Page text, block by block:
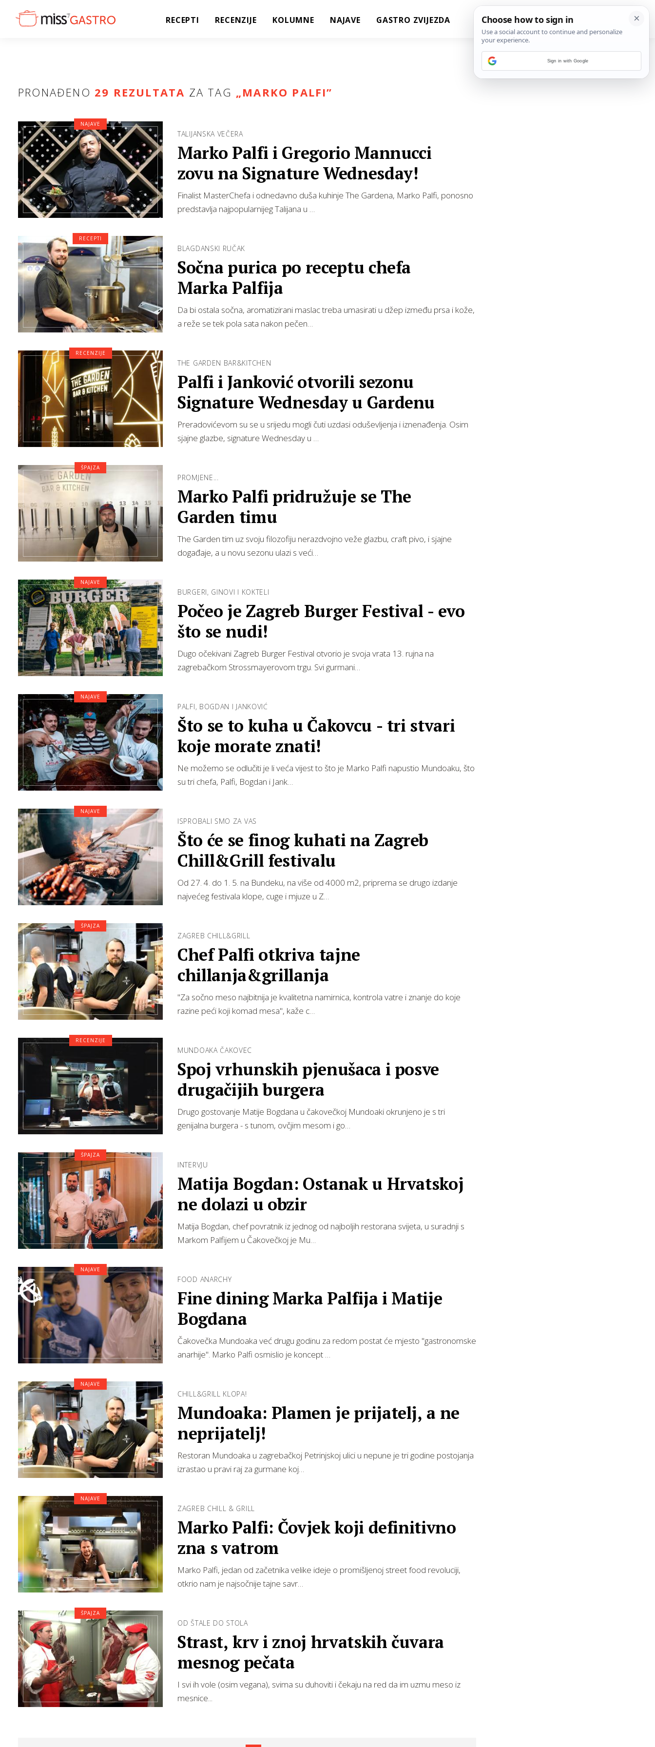
RECEPTI RECENZIJE KOLUMNE NAJAVE GASTRO ZVIJEZDA
PRONAĐENO 29 REZULTATA ZA TAG „MARKO PALFI”
TALIJANSKA VEČERA
Marko Palfi i Gregorio Mannucci
zovu na Signature Wednesday!
Finalist MasterChefa i odnedavno duša kuhinje The Gardena, Marko Palfi, ponosno
predstavlja najpopularnijeg Talijana u …
NAJAVE
BLAGDANSKI RUČAK
Sočna purica po receptu chefa
Marka Palfija
Da bi ostala sočna, aromatizirani maslac treba umasirati u džep između prsa i kože,
a reže se tek pola sata nakon pečen…
RECEPTI
THE GARDEN BAR&KITCHEN
Palfi i Janković otvorili sezonu
Signature Wednesday u Gardenu
Preradovićevom su se u srijedu mogli čuti uzdasi oduševljenja i iznenađenja. Osim
sjajne glazbe, signature Wednesday u …
RECENZIJE
PROMJENE...
Marko Palfi pridružuje se The
Garden timu
The Garden tim uz svoju filozofiju nerazdvojno veže glazbu, craft pivo, i sjajne
događaje, a u novu sezonu ulazi s veći…
ŠPAJZA
BURGERI, GINOVI I KOKTELI
Počeo je Zagreb Burger Festival - evo
što se nudi!
Dugo očekivani Zagreb Burger Festival otvorio je svoja vrata 13. rujna na
zagrebačkom Strossmayerovom trgu. Svi gurmani…
NAJAVE
PALFI, BOGDAN I JANKOVIĆ
Što se to kuha u Čakovcu - tri stvari
koje morate znati!
Ne možemo se odlučiti je li veća vijest to što je Marko Palfi napustio Mundoaku, što
su tri chefa, Palfi, Bogdan i Jank…
NAJAVE
ISPROBALI SMO ZA VAS
Što će se finog kuhati na Zagreb
Chill&Grill festivalu
Od 27. 4. do 1. 5. na Bundeku, na više od 4000 m2, priprema se drugo izdanje
najvećeg festivala klope, cuge i mjuze u Z…
NAJAVE
ZAGREB CHILL&GRILL
Chef Palfi otkriva tajne
chillanja&grillanja
"Za sočno meso najbitnija je kvalitetna namirnica, kontrola vatre i znanje do koje
razine peći koji komad mesa", kaže c…
ŠPAJZA
MUNDOAKA ČAKOVEC
Spoj vrhunskih pjenušaca i posve
drugačijih burgera
Drugo gostovanje Matije Bogdana u čakovečkoj Mundoaki okrunjeno je s tri
genijalna burgera - s tunom, ovčjim mesom i go…
RECENZIJE
INTERVJU
Matija Bogdan: Ostanak u Hrvatskoj
ne dolazi u obzir
Matija Bogdan, chef povratnik iz jednog od najboljih restorana svijeta, u suradnji s
Markom Palfijem u Čakovečkoj je Mu…
ŠPAJZA
FOOD ANARCHY
Fine dining Marka Palfija i Matije
Bogdana
Čakovečka Mundoaka već drugu godinu za redom postat će mjesto "gastronomske
anarhije". Marko Palfi osmislio je koncept …
NAJAVE
CHILL&GRILL KLOPA!
Mundoaka: Plamen je prijatelj, a ne
neprijatelj!
Restoran Mundoaka u zagrebačkoj Petrinjskoj ulici u nepune je tri godine postojanja
izrastao u pravi raj za gurmane koj…
NAJAVE
ZAGREB CHILL & GRILL
Marko Palfi: Čovjek koji definitivno
zna s vatrom
Marko Palfi, jedan od začetnika velike ideje o promišljenoj street food revoluciji,
otkrio nam je najsočnije tajne savr…
NAJAVE
OD ŠTALE DO STOLA
Strast, krv i znoj hrvatskih čuvara
mesnog pečata
I svi ih vole (osim vegana), svima su duhoviti i čekaju na red da im uzmu meso iz
mesnice...
ŠPAJZA
Sign in with Google